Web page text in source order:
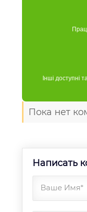
Інші доступні
Пока нет
Написать
Ваше Имя*